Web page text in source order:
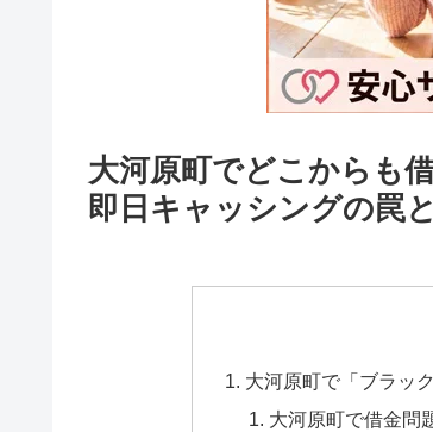
大河原町でどこからも
即日キャッシングの罠
大河原町で「ブラッ
大河原町で借金問